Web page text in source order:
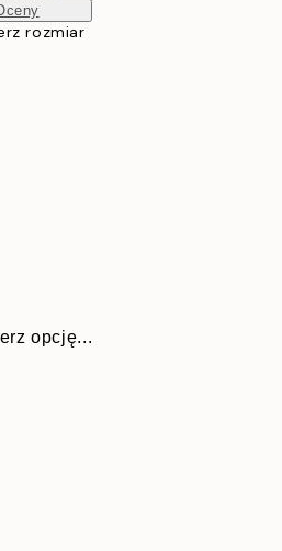
rozmiar
opcję...